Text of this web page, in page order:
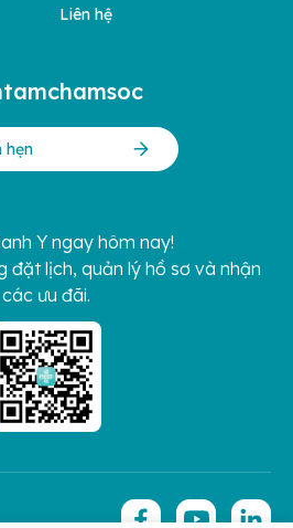
Liên hệ
hẹn
Y ngay hôm nay!
đặt lịch, quản lý hồ sơ và nhận
các ưu đãi.